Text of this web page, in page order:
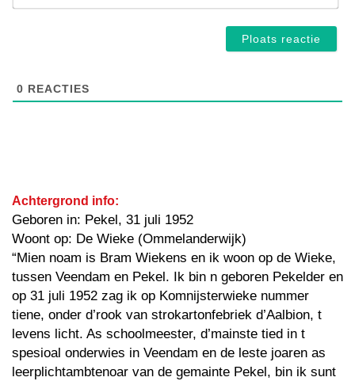
0 REACTIES
Achtergrond info:
Geboren in: Pekel, 31 juli 1952
Woont op: De Wieke (Ommelanderwijk)
“Mien noam is Bram Wiekens en ik woon op de Wieke,
tussen Veendam en Pekel. Ik bin n geboren Pekelder en
op 31 juli 1952 zag ik op Komnijsterwieke nummer
tiene, onder d’rook van strokartonfebriek d’Aalbion, t
levens licht. As schoolmeester, d’mainste tied in t
spesioal onderwies in Veendam en de leste joaren as
leerplichtambtenoar van de gemainte Pekel, bin ik sunt